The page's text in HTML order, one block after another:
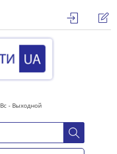
- Выходной